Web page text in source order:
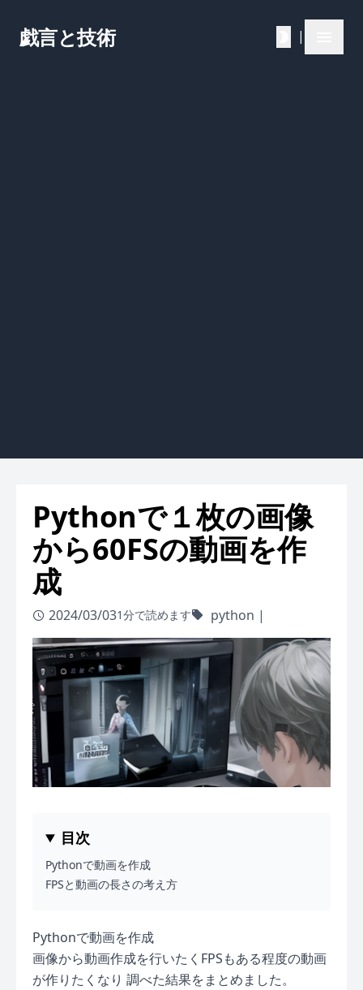
戯言と技術 |
Pythonで１枚の画像
から60FSの動画を作
成
2024/03/031分で読めます python |
目次
Pythonで動画を作成
FPSと動画の長さの考え方
Pythonで動画を作成
画像から動画作成を行いたくFPSもある程度の動画
が作りたくなり 調べた結果をまとめました。